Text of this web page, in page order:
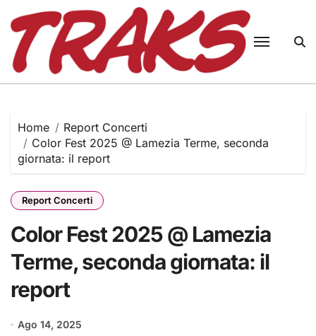
content
Home
Report Concerti
Color Fest 2025 @ Lamezia Terme, seconda
giornata: il report
Report Concerti
Color Fest 2025 @ Lamezia
Terme, seconda giornata: il
report
Ago 14, 2025